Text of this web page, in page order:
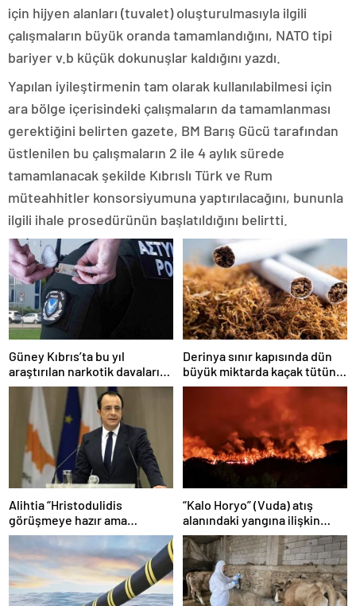
için hijyen alanları (tuvalet) oluşturulmasıyla ilgili
çalışmaların büyük oranda tamamlandığını, NATO tipi
bariyer v.b küçük dokunuşlar kaldığını yazdı.
Yapılan iyileştirmenin tam olarak kullanılabilmesi için
ara bölge içerisindeki çalışmaların da tamamlanması
gerektiğini belirten gazete, BM Barış Gücü tarafından
üstlenilen bu çalışmaların 2 ile 4 aylık sürede
tamamlanacak şekilde Kıbrıslı Türk ve Rum
müteahhitler konsorsiyumuna yaptırılacağını, bununla
ilgili ihale prosedürünün başlatıldığını belirtti.
Güney Kıbrıs’ta bu yıl
araştırılan narkotik davaları
718’e ulaştı…
Derinya sınır kapısında dün
büyük miktarda kaçak tütün
ürünü ele geçirildi
Alihtia “Hristodulidis
görüşmeye hazır ama
randevuyu Ağustos sonuna
verdi”
“Kalo Horyo” (Vuda) atış
alanındaki yangına ilişkin
soruşturma raporu
tamamlandı